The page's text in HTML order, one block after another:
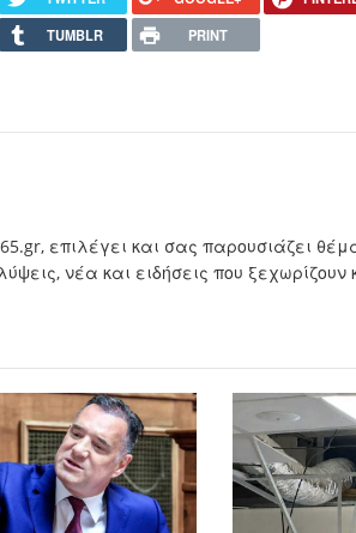
TUMBLR PRINT
επιλέγει και σας παρουσιάζει
νέα και ειδήσεις που ξεχωρίζουν